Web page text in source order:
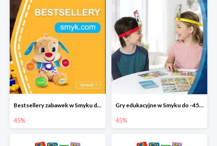
Bestsellery zabawek w Smyku do -45%
45%
Gry edukacyjne w Smyku do -45%
45%